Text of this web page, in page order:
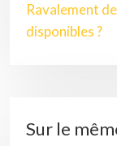
Ravalement
disponibles ?
Sur le